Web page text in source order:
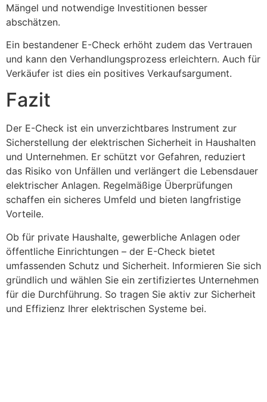
Mängel und notwendige Investitionen besser
abschätzen.
Ein bestandener E-Check erhöht zudem das Vertrauen
und kann den Verhandlungsprozess erleichtern. Auch für
Verkäufer ist dies ein positives Verkaufsargument.
Fazit
Der E-Check ist ein unverzichtbares Instrument zur
Sicherstellung der elektrischen Sicherheit in Haushalten
und Unternehmen. Er schützt vor Gefahren, reduziert
das Risiko von Unfällen und verlängert die Lebensdauer
elektrischer Anlagen. Regelmäßige Überprüfungen
schaffen ein sicheres Umfeld und bieten langfristige
Vorteile.
Ob für private Haushalte, gewerbliche Anlagen oder
öffentliche Einrichtungen – der E-Check bietet
umfassenden Schutz und Sicherheit. Informieren Sie sich
gründlich und wählen Sie ein zertifiziertes Unternehmen
für die Durchführung. So tragen Sie aktiv zur Sicherheit
und Effizienz Ihrer elektrischen Systeme bei.